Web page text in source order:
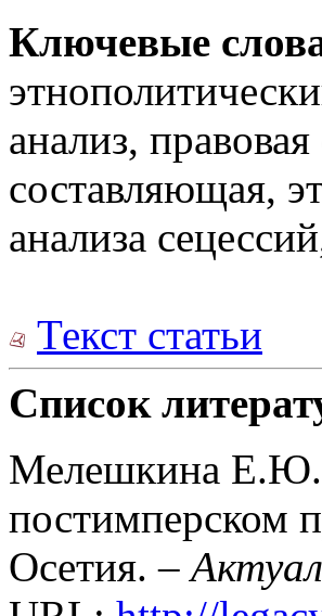
Ключевые
анализ,
составляющая,
анализа
Текст статьи
Список
Мелешкина
постимперском
Осетия. –